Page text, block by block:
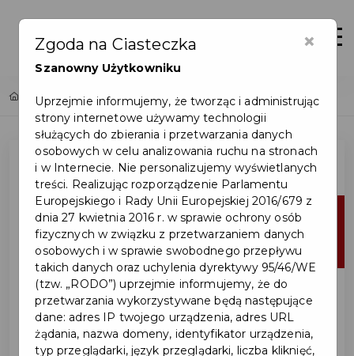
Zaloguj
Home Lista aktualności
×
Zgoda na Ciasteczka
Szanowny Użytkowniku
Uprzejmie informujemy, że tworząc i administrując
strony internetowe używamy technologii
służących do zbierania i przetwarzania danych
osobowych w celu analizowania ruchu na stronach
i w Internecie. Nie personalizujemy wyświetlanych
treści. Realizując rozporządzenie Parlamentu
Europejskiego i Rady Unii Europejskiej 2016/679 z
dnia 27 kwietnia 2016 r. w sprawie ochrony osób
fizycznych w związku z przetwarzaniem danych
osobowych i w sprawie swobodnego przepływu
takich danych oraz uchylenia dyrektywy 95/46/WE
(tzw. „RODO”) uprzejmie informujemy, że do
przetwarzania wykorzystywane będą następujące
dane: adres IP twojego urządzenia, adres URL
żądania, nazwa domeny, identyfikator urządzenia,
typ przeglądarki, język przeglądarki, liczba kliknięć,